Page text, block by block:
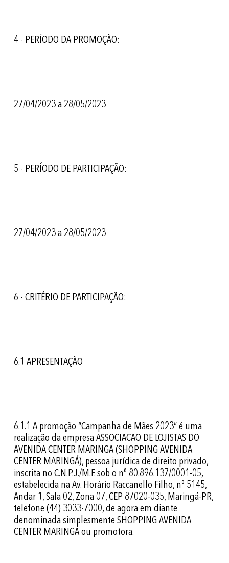
4 - PERÍODO DA PROMOÇÃO:
27/04/2023 a 28/05/2023
5 - PERÍODO DE PARTICIPAÇÃO:
27/04/2023 a 28/05/2023
6 - CRITÉRIO DE PARTICIPAÇÃO:
6.1 APRESENTAÇÃO
6.1.1A promoção “Campanha de Mães 2023” é uma
realização da empresa ASSOCIACAO DE LOJISTAS DO
AVENIDA CENTER MARINGA (SHOPPING AVENIDA
CENTER MARINGÁ), pessoa jurídica de direito privado,
inscrita no C.N.P.J./M.F. sob o nº 80.896.137/0001-05,
estabelecida na Av. Horário Raccanello Filho, nº 5145,
Andar 1, Sala 02, Zona 07, CEP 87020-035, Maringá-PR,
telefone (44) 3033-7000, de agora em diante
denominada simplesmente SHOPPING AVENIDA
CENTER MARINGÁ ou promotora.